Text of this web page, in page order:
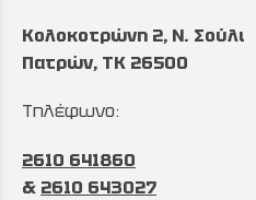
Κολοκοτρώνη 2, Ν. Σούλι
Πατρών, TK 26500
Τηλέφωνο:
2610 641860
& 2610 643027